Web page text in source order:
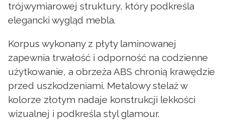
trójwymiarowej struktury, który podkreśla
elegancki wygląd mebla.
Korpus wykonany z płyty laminowanej
zapewnia trwałość i odporność na codzienne
użytkowanie, a obrzeża ABS chronią krawędzie
przed uszkodzeniami. Metalowy stelaż w
kolorze złotym nadaje konstrukcji lekkości
wizualnej i podkreśla styl glamour.